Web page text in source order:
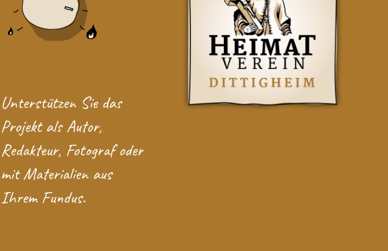
Unterstützen Sie das
Projektals Autor,
Redakteur, Fotograf oder
mit Materialien aus
Ihrem Fundus.